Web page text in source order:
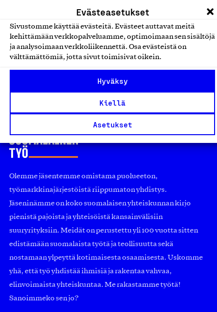
Evästeasetukset
Sivustomme käyttää evästeitä. Evästeet auttavat meitä
kehittämään verkkopalveluamme, optimoimaan sen sisältöjä
ja analysoimaan verkkoliikennettä. Osa evästeistä on
välttämättömiä, jotta sivut toimisivat oikein.
Hyväksy
Kiellä
Asetukset
Asumispalvelut ikäihmisille ja
muille erityisryhmille
Yrjö ja Hanna -säätiö sr, Palvelu
Hoiva-, asumis-, kuntoutus- ja
sosiaalipalvelut
Olemme jäsentemme omistama puolueeton,
työmarkkinajärjestöistä riippumaton yhdistys.
Jäseninämme on koko suomalaisen yhteiskunnan kirjo
pienistä pajoista ja yhteisöistä kansainvälisiin
suuryrityksiin. Meidät on perustettu yli 100 vuotta sitten
edistämään suomalaista työtä ja teollisuutta sekä
nostamaan ylpeyttä kotimaisesta osaamisesta. Uskomme
yhä, että työ yhdistää ihmisiä ja rakentaa vahvaa,
elinvoimaista yhteiskuntaa. Me rakastamme työtä!
Sanoimmeko sen jo?